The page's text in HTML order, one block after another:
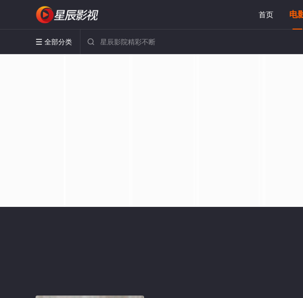
首页 电
 全部分类 